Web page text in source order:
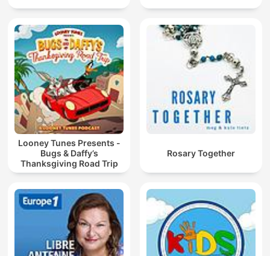
Looney Tunes Presents -
Bugs & Daffy’s
Thanksgiving Road Trip
Rosary Together